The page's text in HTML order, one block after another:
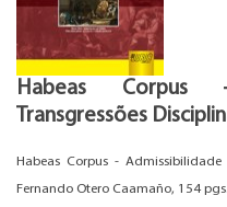
Habeas Corpus
Transgressões
Habeas Corpus - Admissibilidade
Fernando Otero Caamaño, 154